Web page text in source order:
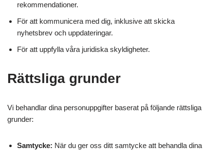
rekommendationer.
För att kommunicera med dig, inklusive att skicka
nyhetsbrev och uppdateringar.
För att uppfylla våra juridiska skyldigheter.
Rättsliga grunder
Vi behandlar dina personuppgifter baserat på följande rättsliga
grunder:
Samtycke: När du ger oss ditt samtycke att behandla dina